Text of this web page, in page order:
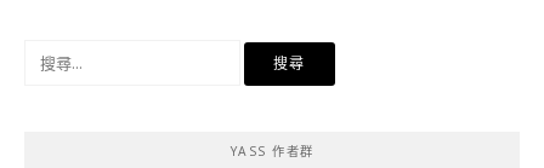
YASS 作者群